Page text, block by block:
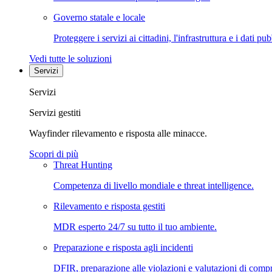
Governo statale e locale
Proteggere i servizi ai cittadini, l'infrastruttura e i dati
Vedi tutte le soluzioni
Servizi
Servizi
Servizi gestiti
Wayfinder rilevamento e risposta alle minacce.
Scopri di più
Threat Hunting
Competenza di livello mondiale e threat intelligence.
Rilevamento e risposta gestiti
MDR esperto 24/7 su tutto il tuo ambiente.
Preparazione e risposta agli incidenti
DFIR, preparazione alle violazioni e valutazioni di